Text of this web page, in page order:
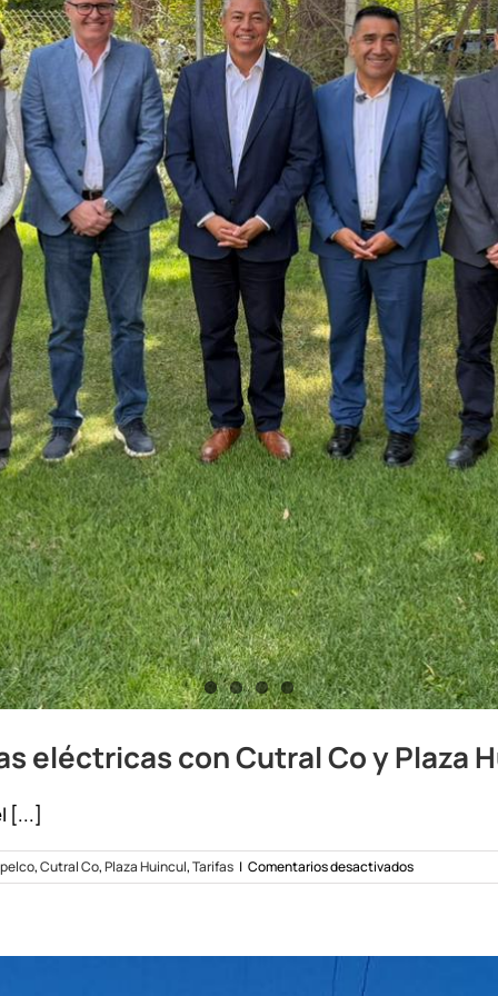
eléctricas con Cutral Co y Plaza
[...]
,Cutral Co,Plaza Huincul,Tarifas | Comentarios desactivadosen
Provincia